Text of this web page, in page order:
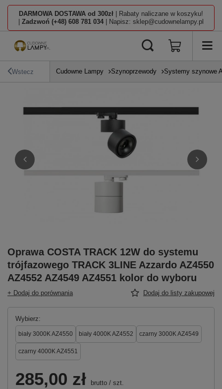
DARMOWA DOSTAWA od 300zł | Rabaty naliczane w koszyku!
Zadzwoń (+48) 608 781 034 | Napisz: sklep@cudownelampy.pl
Wstecz Cudowne Lampy Szynoprzewody Systemy szynowe
Oprawa COSTA TRACK 12W do systemu
trójfazowego TRACK 3LINE Azzardo AZ4550
AZ4552 AZ4549 AZ4551 kolor do wyboru
+ Dodaj do porównania Dodaj do listy zakupowej
Wybierz
biały 3000K AZ4550 biały 4000K AZ4552 czarny 3000K AZ4549
czarny 4000K AZ4551
285,00 zł brutto / szt.